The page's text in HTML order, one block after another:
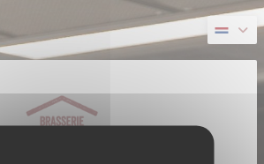
in een nieuw venster))